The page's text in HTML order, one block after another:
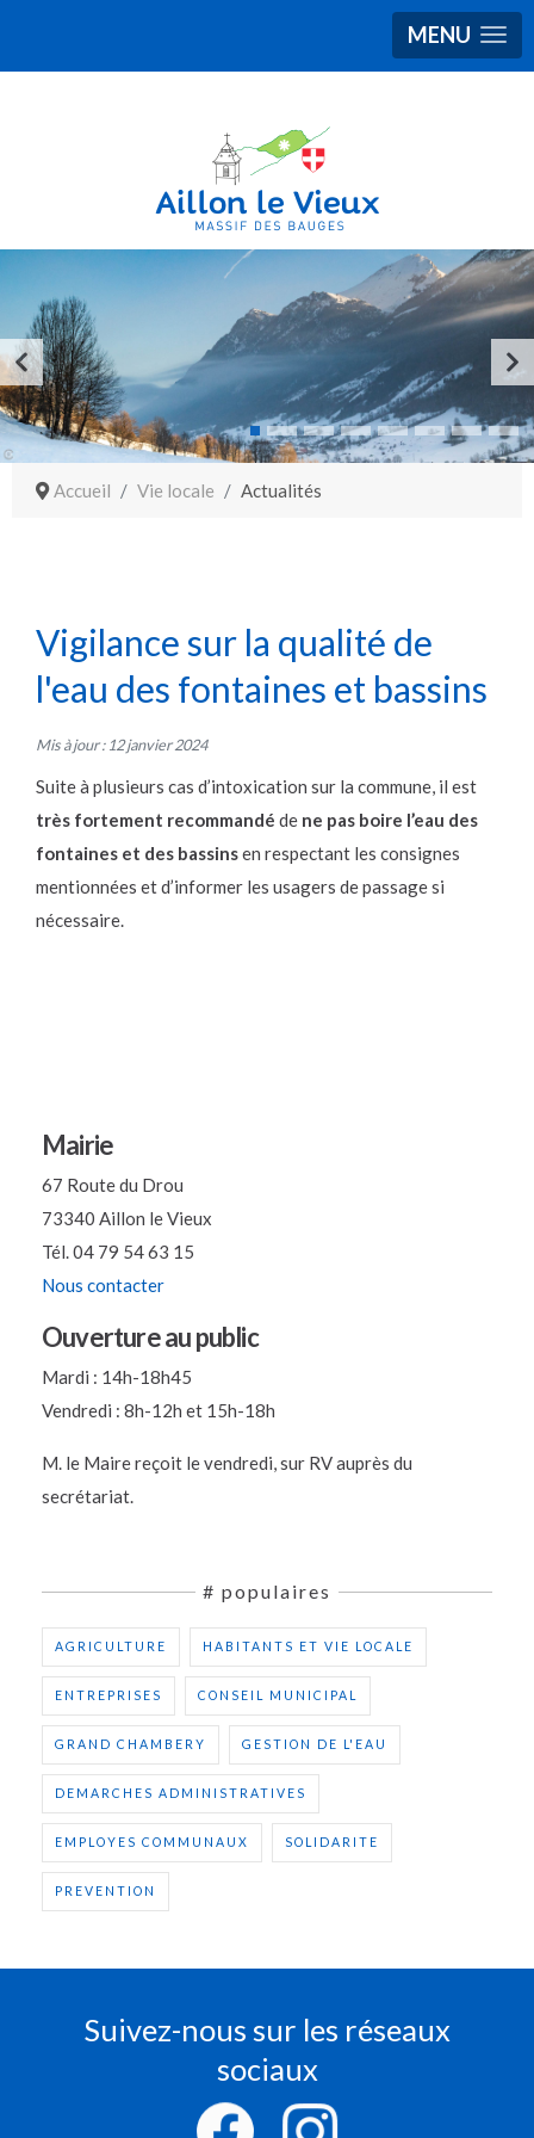
MENU
Accueil Vie locale Actualités
Mairie
67 Route du Drou
73340 Aillon le Vieux
Tél. 04 79 54 63 15
Nous contacter
Ouverture au public
Mardi : 14h-18h45
Vendredi : 8h-12h et 15h-18h
M. le Maire reçoit le vendredi, sur RV auprès du
secrétariat.
# populaires
AGRICULTURE HABITANTS ET VIE LOCALE
ENTREPRISES CONSEIL MUNICIPAL
GRAND CHAMBERY GESTION DE L'EAU
DEMARCHES ADMINISTRATIVES
EMPLOYES COMMUNAUX SOLIDARITE
PREVENTION
Vigilance sur la qualité de
l'eau des fontaines et bassins
Mis à jour : 12 janvier 2024
Suite à plusieurs cas d’intoxication sur la commune, il est
très fortement recommandé de ne pas boire l’eau des
fontaines et des bassinsen respectant les consignes
mentionnées et d’informer les usagers de passage si
nécessaire.
Suivez-nous sur les réseaux
sociaux